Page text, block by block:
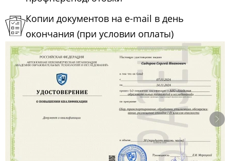
Копии документов на e-mail в день
окончания (при условии оплаты)